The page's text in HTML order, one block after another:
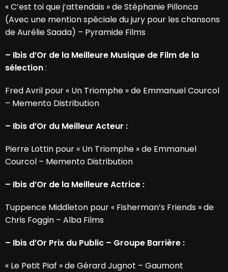
« C’est toi que j’attendais » de Stéphanie Pillonca
(Avec une mention spéciale du jury pour les chansons
de Aurélie Saada) – Pyramide Films
– Ibis d’Or de la Meilleure Musique de Film de la
sélection:
Fred Avril pour « Un Triomphe » de Emmanuel Courcol
– Memento Distribution
– Ibis d’Or du Meilleur Acteur :
Pierre Lottin pour « Un Triomphe » de Emmanuel
Courcol – Memento Distribution
– Ibis d’Or de la Meilleure Actrice :
Tuppence Middleton pour « Fisherman’s Friends » de
Chris Foggin – Alba Films
– Ibis d’Or Prix du Public – Groupe Barrière :
« Le Petit Piaf » de Gérard Jugnot – Gaumont